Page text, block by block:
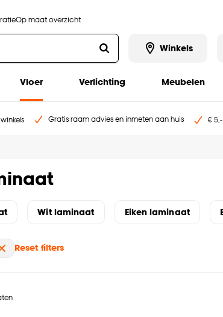
Op maat overzicht
Winkels
Vloer Verlichting Meubelen
Gratis raam advies en inmeten aan huis €
Wit laminaat Eiken laminaat
Reset filters